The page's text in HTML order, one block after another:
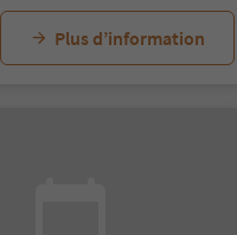
Plus d’information